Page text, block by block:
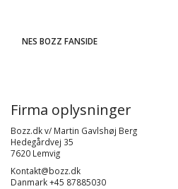
NES BOZZ FANSIDE
Firma oplysninger
Bozz.dk v/ Martin Gavlshøj Berg
Hedegårdvej 35
7620 Lemvig
Kontakt@bozz.dk
Danmark +45 87885030